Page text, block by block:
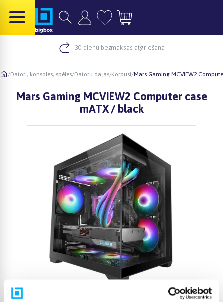
30 dienu bezmaksas atgriešana
/Datori, konsoles, spēles/Datoru daļas/Korpusi/Mars Gaming MCVIEW2
Mars Gaming MCVIEW2 Computer case
mATX / black